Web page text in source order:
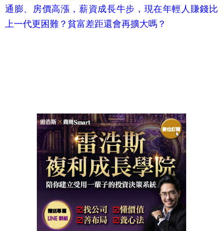
通膨、房價高漲，薪資成長牛步，現在年輕人賺錢比
上一代更困難？貧富差距還會再擴大嗎？